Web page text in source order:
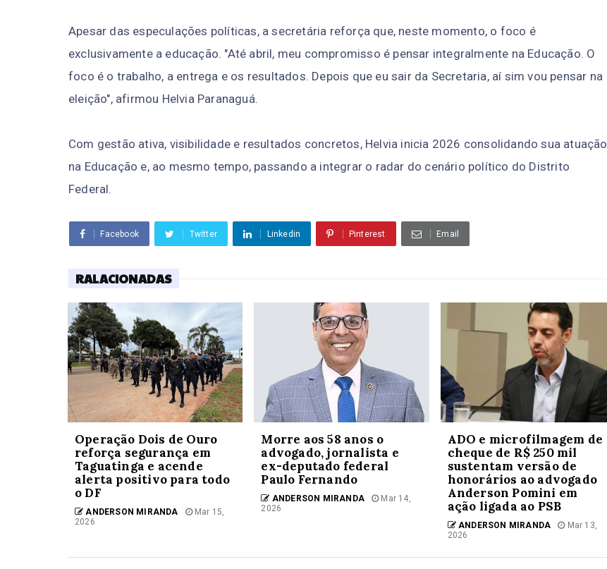
Apesar das especulações políticas, a secretária reforça que, neste momento, o foco é
exclusivamente a educação. "Até abril, meu compromisso é pensar integralmente na Educação. O
foco é o trabalho, a entrega e os resultados. Depois que eu sair da Secretaria, aí sim vou pensar na
eleição", afirmou Helvia Paranaguá.
Com gestão ativa, visibilidade e resultados concretos, Helvia inicia 2026 consolidando sua atuação
na Educação e, ao mesmo tempo, passando a integrar o radar do cenário político do Distrito
Federal.
Facebook Twitter Linkedin Pinterest Email
RALACIONADAS
Operação Dois de Ouro
reforça segurança em
Taguatinga e acende
alerta positivo para todo
o DF
ANDERSON MIRANDA
Mar 15,
2026
Morre aos 58 anos o
advogado, jornalista e
ex-deputado federal
Paulo Fernando
ANDERSON MIRANDA
Mar 14,
2026
ADO e microfilmagem de
cheque de R$ 250 mil
sustentam versão de
honorários ao advogado
Anderson Pomini em
ação ligada ao PSB
ANDERSON MIRANDA
Mar 13,
2026